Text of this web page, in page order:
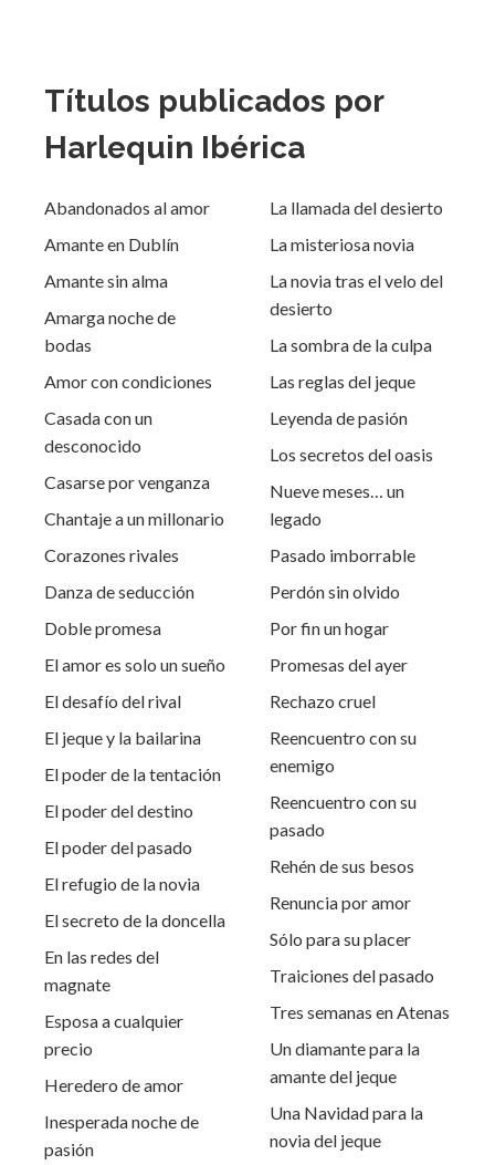
Títulos publicados por
Harlequin Ibérica
Abandonados al amor
Amante en Dublín
Amante sin alma
Amarga noche de
bodas
Amor con condiciones
Casada con un
desconocido
Casarse por venganza
Chantaje a un millonario
Corazones rivales
Danza de seducción
Doble promesa
El amor es solo un sueño
El desafío del rival
El jeque y la bailarina
El poder de la tentación
El poder del destino
El poder del pasado
El refugio de la novia
El secreto de la doncella
En las redes del
magnate
Esposa a cualquier
precio
Heredero de amor
Inesperada noche de
pasión
La llamada del desierto
La misteriosa novia
La novia tras el velo del
desierto
La sombra de la culpa
Las reglas del jeque
Leyenda de pasión
Los secretos del oasis
Nueve meses… un
legado
Pasado imborrable
Perdón sin olvido
Por fin un hogar
Promesas del ayer
Rechazo cruel
Reencuentro con su
enemigo
Reencuentro con su
pasado
Rehén de sus besos
Renuncia por amor
Sólo para su placer
Traiciones del pasado
Tres semanas en Atenas
Un diamante para la
amante del jeque
Una Navidad para la
novia del jeque